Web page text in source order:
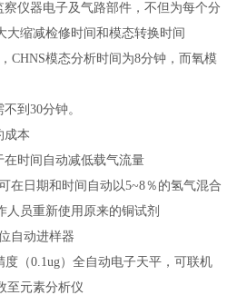
仪器电子及气路部件，不但为每个分
大缩减检修时间和模态转换时间
CHNS模态分析时间为8分钟，而氧模
到30分钟。
成本
时间自动减低载气流量
在日期和时间自动以5~8％的氢气混合
人员重新使用原来的铜试剂
自动进样器
（0.1ug）全自动电子天平，可联机
至元素分析仪